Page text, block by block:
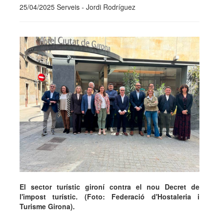
25/04/2025 Serveis - Jordi Rodríguez
El sector turístic gironí contra el nou Decret de
l'impost turístic. (Foto: Federació d'Hostaleria i
Turisme Girona).